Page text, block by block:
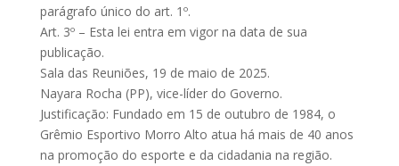
parágrafo único do art. 1º.
Art. 3º – Esta lei entra em vigor na data de sua
publicação.
Sala das Reuniões, 19 de maio de 2025.
Nayara Rocha (PP), vice-líder do Governo.
Justificação: Fundado em 15 de outubro de 1984, o
Grêmio Esportivo Morro Alto atua há mais de 40 anos
na promoção do esporte e da cidadania na região.